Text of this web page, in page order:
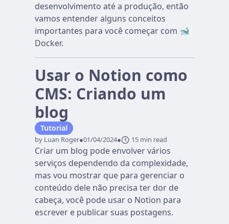
desenvolvimento até a produção, então
vamos entender alguns conceitos
importantes para você começar com 🐋
Docker.
Usar o Notion como
CMS: Criando um
blog
Tutorial
by Luan Roger●01/04/2024● 15 min read
Criar um blog pode envolver vários
serviços dependendo da complexidade,
mas vou mostrar que para gerenciar o
conteúdo dele não precisa ter dor de
cabeça, você pode usar o Notion para
escrever e publicar suas postagens.